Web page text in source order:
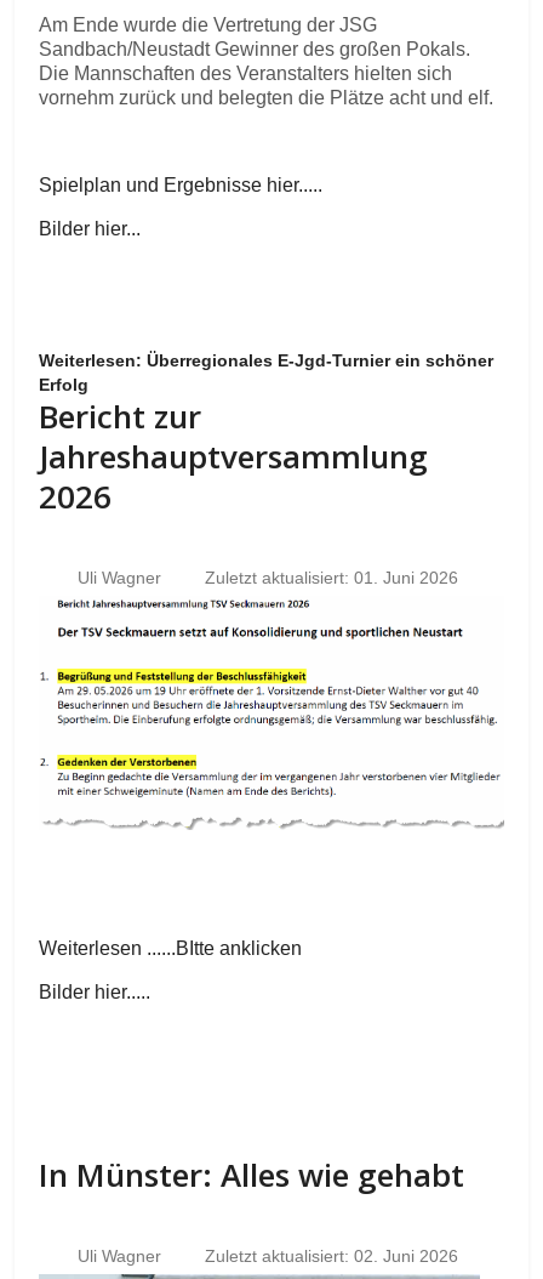
Am Ende wurde die Vertretung der JSG
Sandbach/Neustadt Gewinner des großen Pokals.
Die Mannschaften des Veranstalters hielten sich
vornehm zurück und belegten die Plätze acht und elf.
Spielplan und Ergebnisse hier.....
Bilder hier...
Weiterlesen: Überregionales E-Jgd-Turnier ein schöner
Erfolg
Bericht zur
Jahreshauptversammlung
2026
Uli Wagner Zuletzt aktualisiert: 01. Juni 2026
Weiterlesen ......BItte anklicken
Bilder hier.....
In Münster: Alles wie gehabt
Uli Wagner Zuletzt aktualisiert: 02. Juni 2026